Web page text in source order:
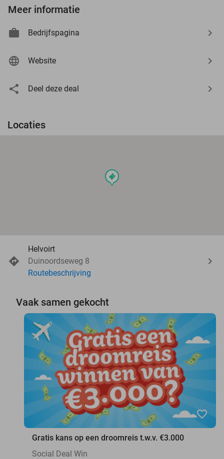
Meer informatie
Bedrijfspagina
Website
Deel deze deal
Locaties
events
Helvoirt
Duinoordseweg 8
Routebeschrijving
Vaak samen gekocht
favorite_border
Gratis kans op een droomreis t.w.v. €3.000
Social Deal Win